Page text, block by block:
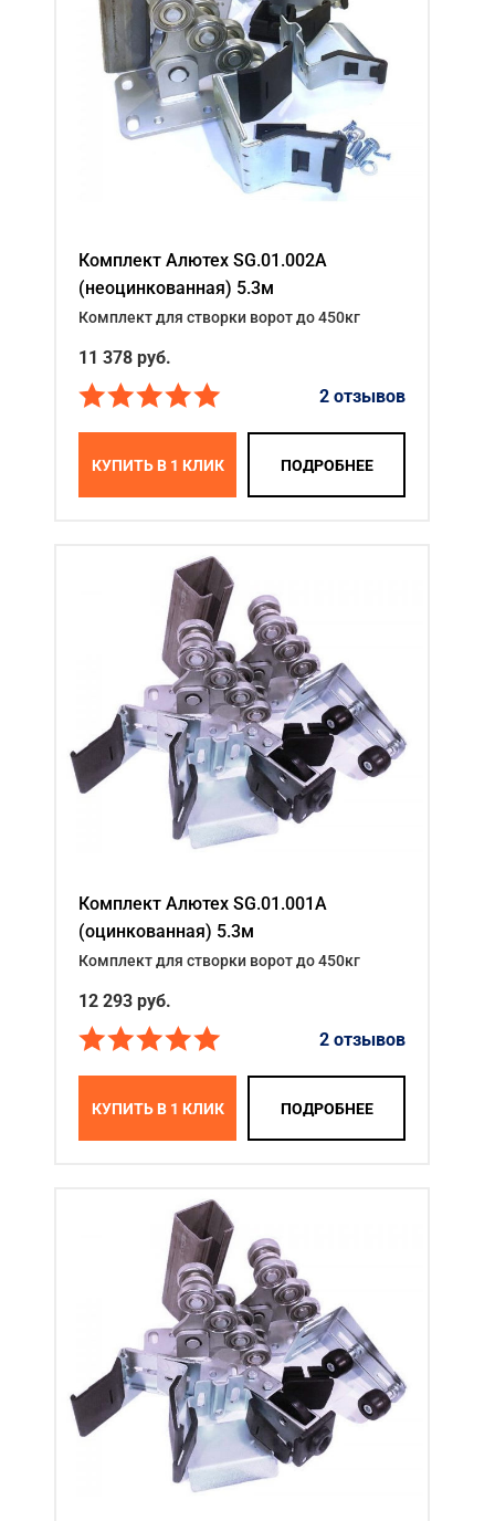
Комплект Алютех SG.01.002A
(неоцинкованная) 5.3м
Комплект для створки ворот до 450кг
11 378 руб.
2 отзывов
КУПИТЬ В 1 КЛИК ПОДРОБНЕЕ
Комплект Алютех SG.01.001A
(оцинкованная) 5.3м
Комплект для створки ворот до 450кг
12 293 руб.
2 отзывов
КУПИТЬ В 1 КЛИК ПОДРОБНЕЕ